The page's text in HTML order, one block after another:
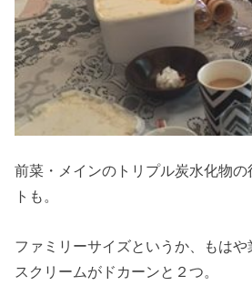
前菜・メインのトリプル炭水化物
トも。
ファミリーサイズというか、もはや
スクリームがドカーンと２つ。